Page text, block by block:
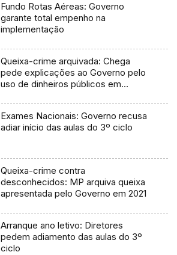
Fundo Rotas Aéreas: Governo
garante total empenho na
implementação
Queixa-crime arquivada: Chega
pede explicações ao Governo pelo
uso de dinheiros públicos em
Exames Nacionais: Governo recusa
adiar início das aulas do 3º ciclo
Queixa-crime contra
desconhecidos: MP arquiva queixa
apresentada pelo Governo em 2021
Arranque ano letivo: Diretores
pedem adiamento das aulas do 3º
ciclo